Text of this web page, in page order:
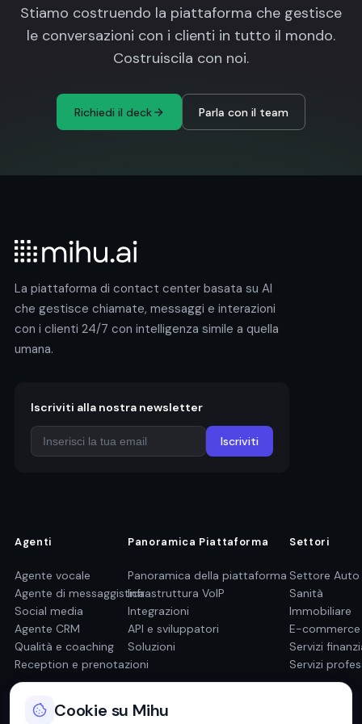
Stiamo costruendo la piattaforma che gestisce
le conversazioni con i clienti in tutto il mondo.
Costruiscila con noi.
Richiedi il deck Parla con il team
La piattaforma di contact center basata su AI
che gestisce chiamate, messaggi e interazioni
con i clienti 24/7 con intelligenza simile a quella
umana.
Iscriviti alla nostra newsletter
Iscriviti
Agenti
Agente vocale
Agente di messaggistica
Social media
Agente CRM
Qualità e coaching
Reception e prenotazioni
Panoramica Piattaforma
Panoramica della piattaforma
Infrastruttura VoIP
Integrazioni
API e sviluppatori
Soluzioni
Settori
Settore Auto
Sanità
Immobiliare
E-commerce
Servizi
Servizi
Cookie su Mihu